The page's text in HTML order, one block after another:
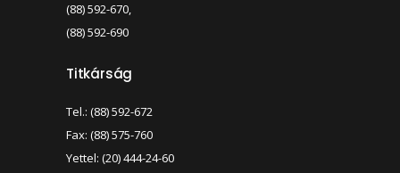
(88) 592-670,
(88) 592-690
Titkárság
Tel.: (88) 592-672
Fax: (88) 575-760
Yettel: (20) 444-24-60